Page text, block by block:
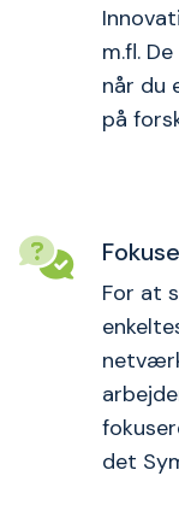
m.fl.
når du
på
For at
det